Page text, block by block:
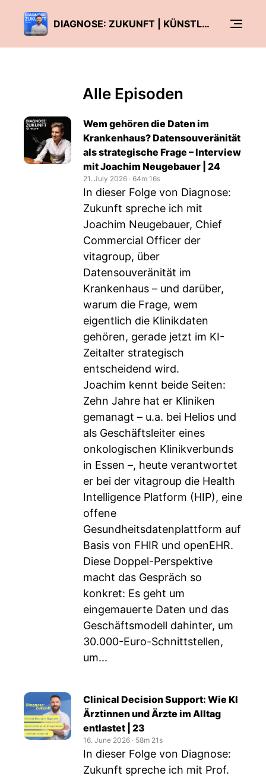
DIAGNOSE: ZUKUNFT | KÜNSTLICHE INTELLIGENZ, KI, AI, GESUNDHEITSWESEN, GESUNDHEIT, KRANKENHAUS, KLINIK, PFLEGE
Alle Episoden
Wem gehören die Daten im
Krankenhaus? Datensouveränität
als strategische Frage – Interview
mit Joachim Neugebauer | 24
21. July 2026 ‧ 64m 16s
In dieser Folge von Diagnose:
Zukunft spreche ich mit
Joachim Neugebauer, Chief
Commercial Officer der
vitagroup, über
Datensouveränität im
Krankenhaus – und darüber,
warum die Frage, wem
eigentlich die Klinikdaten
gehören, gerade jetzt im KI-
Zeitalter strategisch
entscheidend wird.
Joachim kennt beide Seiten:
Zehn Jahre hat er Kliniken
gemanagt – u.a. bei Helios und
als Geschäftsleiter eines
onkologischen Klinikverbunds
in Essen –, heute verantwortet
er bei der vitagroup die Health
Intelligence Platform (HIP), eine
offene
Gesundheitsdatenplattform auf
Basis von FHIR und openEHR.
Diese Doppel-Perspektive
macht das Gespräch so
konkret: Es geht um
eingemauerte Daten und das
Geschäftsmodell dahinter, um
30.000-Euro-Schnittstellen,
um...
Clinical Decision Support: Wie KI
Ärztinnen und Ärzte im Alltag
entlastet | 23
16. June 2026 ‧ 58m 21s
In dieser Folge von Diagnose:
Zukunft spreche ich mit Prof.